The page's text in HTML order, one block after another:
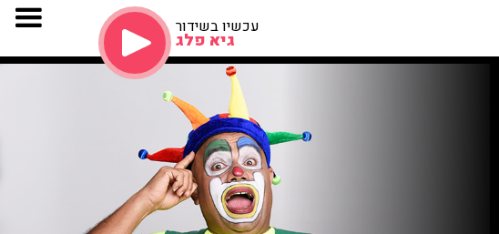
עכשיו בשידור
גיא פלג